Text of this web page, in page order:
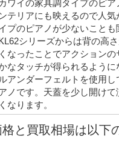
カワイの家具調タイプのピ
ンテリアにも映えるので人
プのピアノが少ないこと
シリーズからは背の高
くなったことでアクション
なタッチが得られるよう
ルアンダーフェルトを使用
ノです。天蓋を少し開け
くなります。
と買取相場は以下